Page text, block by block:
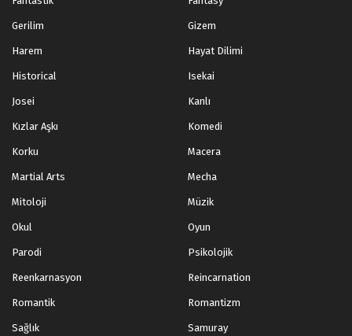
Gerilim Gizem
Harem Hayat Dilimi
Historical Isekai
Josei Kanlı
Kızlar Aşkı Komedi
Korku Macera
Martial Arts Mecha
Mitoloji Müzik
Okul Oyun
Parodi Psikolojik
Reenkarnasyon Reincarnation
Romantik Romantizm
Sağlık Samuray